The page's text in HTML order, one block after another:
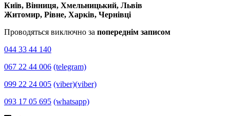
Київ, Вінниця, Хмельницький, Львів
Житомир, Рівне, Харків, Чернівці
Проводяться виключно за попереднім записом
044 33 44 140
067 22 44 006 (telegram)
099 22 24 005 (viber)(viber)
093 17 05 695 (whatsapp)